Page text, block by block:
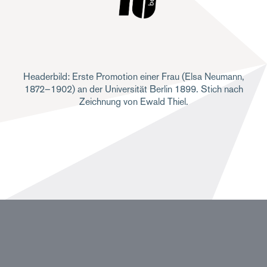
Headerbild: Erste Promotion einer Frau (Elsa Neumann,
1872–1902) an der Universität Berlin 1899. Stich nach
Zeichnung von Ewald Thiel.